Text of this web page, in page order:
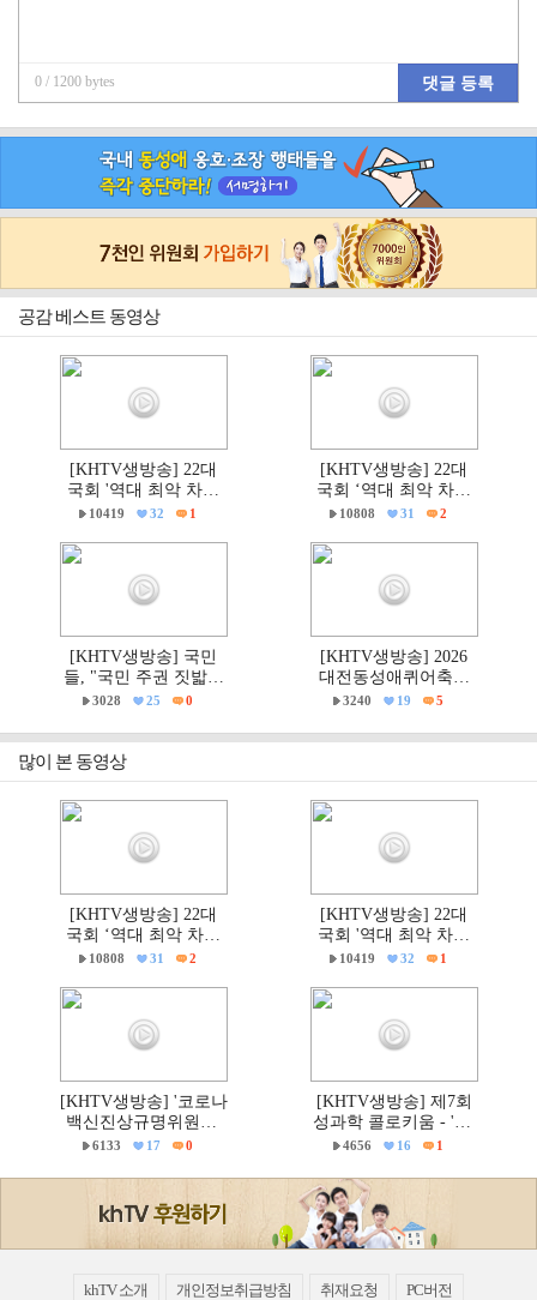
0 / 1200 bytes 댓글 등록
공감 베스트 동영상
[KHTV생방송] 22대
국회 '역대 최악 차별
금지법' 반대 거룩한방
10419 32 1
[KHTV생방송] 22대
국회 ‘역대 최악 차별
금지법’ 반대 거룩한방
10808 31 2
[KHTV생방송] 국민
들, "국민 주권 짓밟힌
6·3지방선거, 재선거하
하라!"
3028 25 0
[KHTV생방송] 2026
대전동성애퀴어축제
& 2026 거룩한방파제
대회' 현장
3240 19 5
많이 본 동영상
[KHTV생방송] 22대
국회 ‘역대 최악 차별
금지법’ 반대 거룩한방
10808 31 2
[KHTV생방송] 22대
국회 '역대 최악 차별
금지법' 반대 거룩한방
10419 32 1
[KHTV생방송] '코로나
백신진상규명위원회'
출범촉구 국회 기자회
6133 17 0
[KHTV생방송] 제7회
성과학 콜로키움 - 'PC
주의 & 의학'
4656 16 1
khTV 소개 개인정보취급방침 취재요청 PC버전